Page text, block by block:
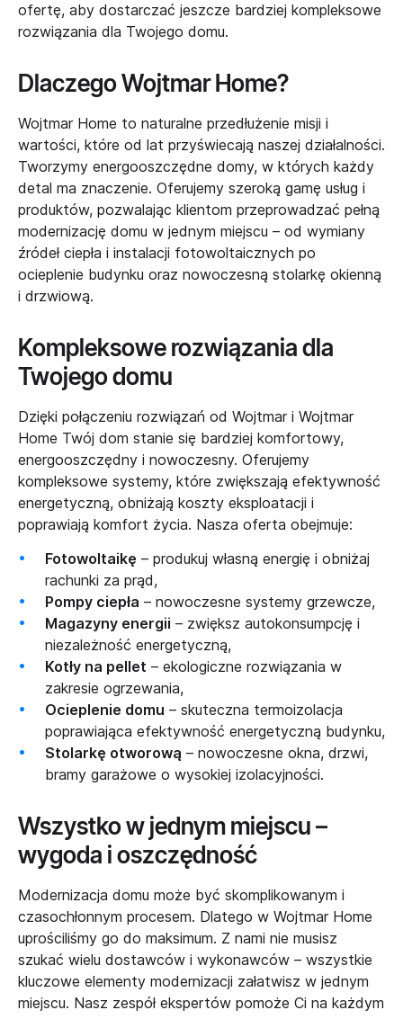
ofertę, aby dostarczać jeszcze bardziej kompleksowe
rozwiązania dla Twojego domu.
Dlaczego Wojtmar Home?
Wojtmar Home to naturalne przedłużenie misji i
wartości, które od lat przyświecają naszej działalności.
Tworzymy energooszczędne domy, w których każdy
detal ma znaczenie. Oferujemy szeroką gamę usług i
produktów, pozwalając klientom przeprowadzać pełną
modernizację domu w jednym miejscu – od wymiany
źródeł ciepła i instalacji fotowoltaicznych po
ocieplenie budynku oraz nowoczesną stolarkę okienną
i drzwiową.
Kompleksowe rozwiązania dla
Twojego domu
Dzięki połączeniu rozwiązań od Wojtmar i Wojtmar
Home Twój dom stanie się bardziej komfortowy,
energooszczędny i nowoczesny. Oferujemy
kompleksowe systemy, które zwiększają efektywność
energetyczną, obniżają koszty eksploatacji i
poprawiają komfort życia. Nasza oferta obejmuje:
Fotowoltaikę – produkuj własną energię i obniżaj
rachunki za prąd,
Pompy ciepła – nowoczesne systemy grzewcze,
Magazyny energii – zwiększ autokonsumpcję i
niezależność energetyczną,
Kotły na pellet – ekologiczne rozwiązania w
zakresie ogrzewania,
Ocieplenie domu – skuteczna termoizolacja
poprawiająca efektywność energetyczną budynku,
Stolarkę otworową – nowoczesne okna, drzwi,
bramy garażowe o wysokiej izolacyjności.
Wszystko w jednym miejscu –
wygoda i oszczędność
Modernizacja domu może być skomplikowanym i
czasochłonnym procesem. Dlatego w Wojtmar Home
uprościliśmy go do maksimum. Z nami nie musisz
szukać wielu dostawców i wykonawców – wszystkie
kluczowe elementy modernizacji załatwisz w jednym
miejscu. Nasz zespół ekspertów pomoże Ci na każdym